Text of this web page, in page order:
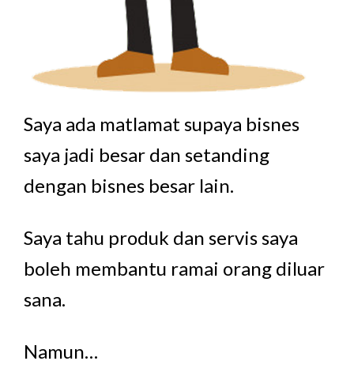
Saya ada matlamat supaya bisnes
saya jadi besar dan setanding
dengan bisnes besar lain.
Saya tahu produk dan servis saya
boleh membantu ramai orang diluar
sana.
Namun…